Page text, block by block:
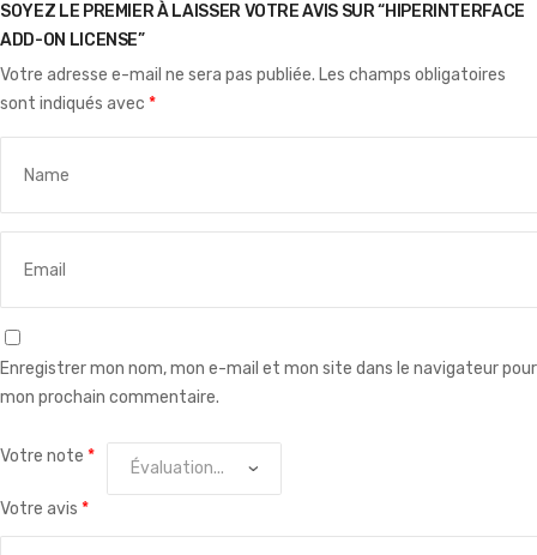
SOYEZ LE PREMIER À LAISSER VOTRE AVIS SUR “HIPERINTERFACE
ADD-ON LICENSE”
Votre adresse e-mail ne sera pas publiée. Les champs obligatoires
sont indiqués avec *
Enregistrer mon nom, mon e-mail et mon site dans le navigateur pour
mon prochain commentaire.
Votre note *
Votre avis *